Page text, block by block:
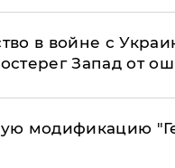
в войне с
Запад от
модификацию